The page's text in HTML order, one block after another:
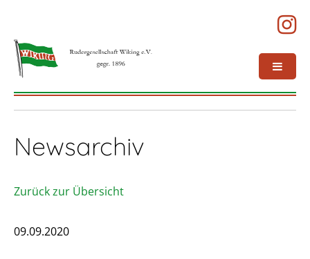
Newsarchiv
Zurück zur Übersicht
09.09.2020